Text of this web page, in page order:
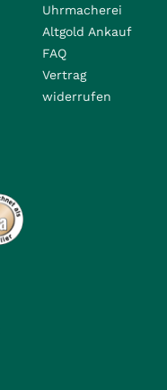
Uhrmacherei
Altgold Ankauf
FAQ
Vertrag
widerrufen